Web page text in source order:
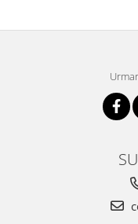
Discuri pentru debitare
Varfuri si discuri
Fierastraie si circulare
Masini de amestecat
Masini de gaurit si
Masini de slefuit si